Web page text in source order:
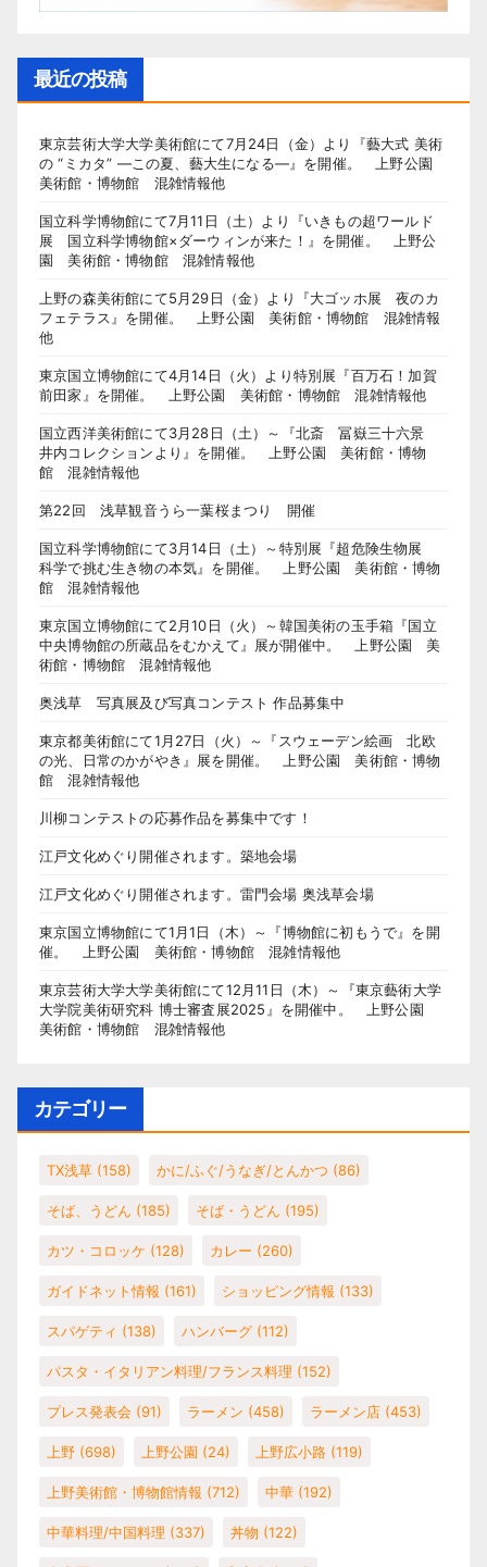
最近の投稿
東京芸術大学大学美術館にて7月24日（金）より『藝大式 美術
の “ミカタ” ―この夏、藝大生になる―』を開催。 上野公園
美術館・博物館 混雑情報他
国立科学博物館にて7月11日（土）より『いきもの超ワールド
展 国立科学博物館×ダーウィンが来た！』を開催。 上野公
園 美術館・博物館 混雑情報他
上野の森美術館にて5月29日（金）より『大ゴッホ展 夜のカ
フェテラス』を開催。 上野公園 美術館・博物館 混雑情報
他
東京国立博物館にて4月14日（火）より特別展『百万石！加賀
前田家』を開催。 上野公園 美術館・博物館 混雑情報他
国立西洋美術館にて3月28日（土）～『北斎 冨嶽三十六景
井内コレクションより』を開催。 上野公園 美術館・博物
館 混雑情報他
第22回 浅草観音うら一葉桜まつり 開催
国立科学博物館にて3月14日（土）～特別展『超危険生物展
科学で挑む生き物の本気』を開催。 上野公園 美術館・博物
館 混雑情報他
東京国立博物館にて2月10日（火）～韓国美術の玉手箱『国立
中央博物館の所蔵品をむかえて』展が開催中。 上野公園 美
術館・博物館 混雑情報他
奥浅草 写真展及び写真コンテスト 作品募集中
東京都美術館にて1月27日（火）～『スウェーデン絵画 北欧
の光、日常のかがやき』展を開催。 上野公園 美術館・博物
館 混雑情報他
川柳コンテストの応募作品を募集中です！
江戸文化めぐり開催されます。築地会場
江戸文化めぐり開催されます。雷門会場 奥浅草会場
東京国立博物館にて1月1日（木）～『博物館に初もうで』を開
催。 上野公園 美術館・博物館 混雑情報他
東京芸術大学大学美術館にて12月11日（木）～『東京藝術大学
大学院美術研究科 博士審査展2025』を開催中。 上野公園
美術館・博物館 混雑情報他
カテゴリー
TX浅草 (158) かに/ふぐ/うなぎ/とんかつ (86)
そば、うどん (185) そば・うどん (195)
カツ・コロッケ (128) カレー (260)
ガイドネット情報 (161) ショッピング情報 (133)
スパゲティ (138) ハンバーグ (112)
パスタ・イタリアン料理/フランス料理 (152)
プレス発表会 (91) ラーメン (458) ラーメン店 (453)
上野 (698) 上野公園 (24) 上野広小路 (119)
上野美術館・博物館情報 (712) 中華 (192)
中華料理/中国料理 (337) 丼物 (122)